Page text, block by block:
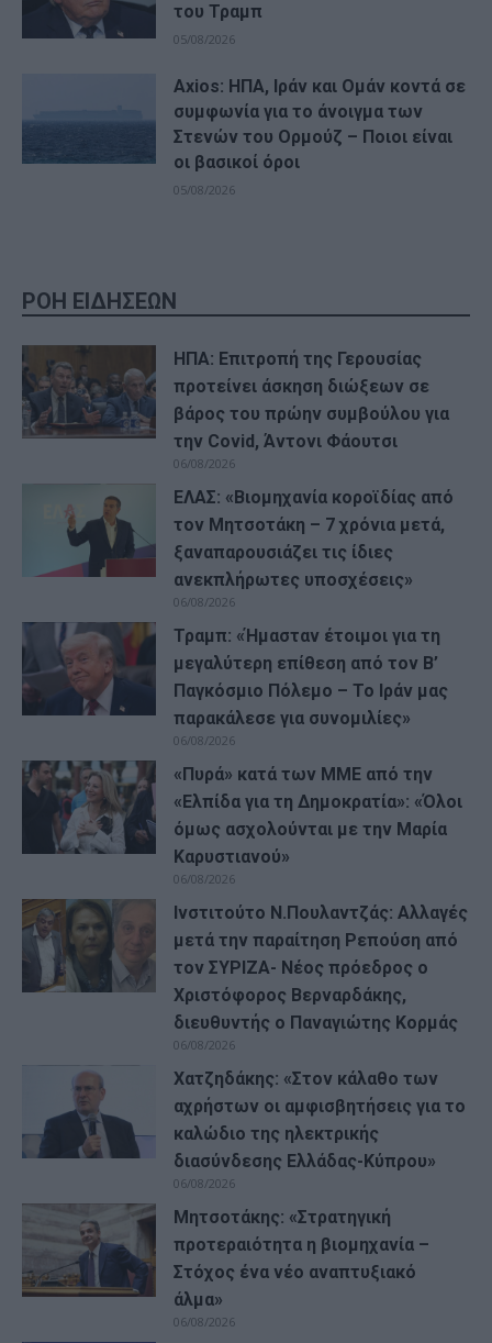
του Τραμπ
05/08/2026
Axios: ΗΠΑ, Ιράν και Ομάν κοντά σε
συμφωνία για το άνοιγμα των
Στενών του Ορμούζ – Ποιοι είναι
οι βασικοί όροι
05/08/2026
ΡΟΗ ΕΙΔΗΣΕΩΝ
ΗΠΑ: Επιτροπή της Γερουσίας
προτείνει άσκηση διώξεων σε
βάρος του πρώην συμβούλου για
την Covid, Άντονι Φάουτσι
06/08/2026
ΕΛΑΣ: «Βιομηχανία κοροϊδίας από
τον Μητσοτάκη – 7 χρόνια μετά,
ξαναπαρουσιάζει τις ίδιες
ανεκπλήρωτες υποσχέσεις»
06/08/2026
Τραμπ: «Ήμασταν έτοιμοι για τη
μεγαλύτερη επίθεση από τον Β’
Παγκόσμιο Πόλεμο – Το Ιράν μας
παρακάλεσε για συνομιλίες»
06/08/2026
«Πυρά» κατά των ΜΜΕ από την
«Ελπίδα για τη Δημοκρατία»: «Όλοι
όμως ασχολούνται με την Μαρία
Καρυστιανού»
06/08/2026
Ινστιτούτο Ν.Πουλαντζάς: Αλλαγές
μετά την παραίτηση Ρεπούση από
τον ΣΥΡΙΖΑ- Νέος πρόεδρος ο
Χριστόφορος Βερναρδάκης,
διευθυντής ο Παναγιώτης Κορμάς
06/08/2026
Χατζηδάκης: «Στον κάλαθο των
αχρήστων οι αμφισβητήσεις για το
καλώδιο της ηλεκτρικής
διασύνδεσης Ελλάδας-Κύπρου»
06/08/2026
Μητσοτάκης: «Στρατηγική
προτεραιότητα η βιομηχανία –
Στόχος ένα νέο αναπτυξιακό
άλμα»
06/08/2026